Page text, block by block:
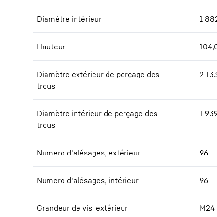
Diamètre intérieur 1
Hauteur
Diamètre extérieur de perçage des
trous
2 133
Diamètre intérieur de perçage des
trous
1
Numero d'alésages, extérieur 96
Numero d'alésages, intérieur 96
Grandeur de vis, extérieur M24